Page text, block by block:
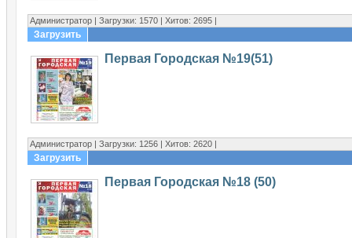
Администратор | Загрузки: 1570 | Хитов: 2695 |
Загрузить
Первая Городская №19(51)
Администратор | Загрузки: 1256 | Хитов: 2620 |
Загрузить
Первая Городская №18 (50)